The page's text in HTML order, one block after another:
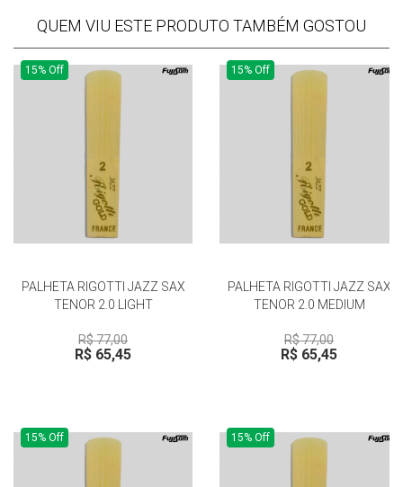
QUEM VIU ESTE PRODUTO TAMBÉM GOSTOU
15% Off
PALHETA RIGOTTI JAZZ SAX
TENOR 2.0 LIGHT
R$ 77,00
R$ 65,45
15% Off
PALHETA RIGOTTI JAZZ SAX
TENOR 2.0 MEDIUM
R$ 77,00
R$ 65,45
15% Off 15% Off